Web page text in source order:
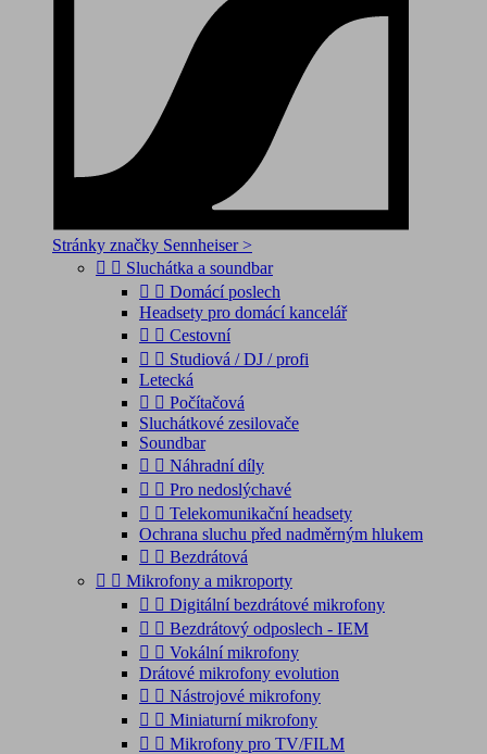
Stránky značky Sennheiser >
  Sluchátka a soundbar
  Domácí poslech
Headsety pro domácí kancelář
  Cestovní
  Studiová / DJ / profi
Letecká
  Počítačová
Sluchátkové zesilovače
Soundbar
  Náhradní díly
  Pro nedoslýchavé
  Telekomunikační headsety
Ochrana sluchu před nadměrným hlukem
  Bezdrátová
  Mikrofony a mikroporty
  Digitální bezdrátové mikrofony
  Bezdrátový odposlech - IEM
  Vokální mikrofony
Drátové mikrofony evolution
  Nástrojové mikrofony
  Miniaturní mikrofony
  Mikrofony pro TV/FILM